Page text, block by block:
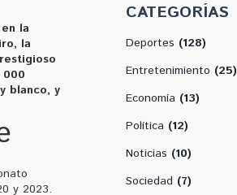
la
, la
000
blanco, y
y 2023.
CATEGORÍAS
Deportes (128)
Entretenimiento (25)
Economía (13)
Política (12)
Noticias (10)
Sociedad (7)